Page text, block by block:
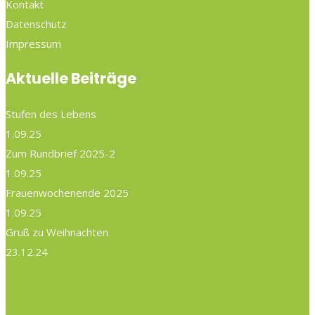
Kontakt
Datenschutz
Impressum
Aktuelle Beiträge
Stufen des Lebens
1.09.25
Zum Rundbrief 2025-2
1.09.25
Frauenwochenende 2025
1.09.25
Gruß zu Weihnachten
23.12.24